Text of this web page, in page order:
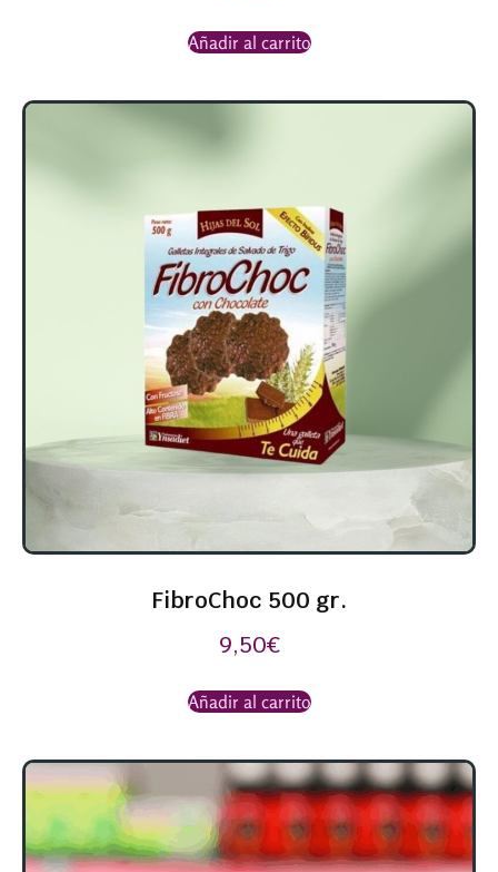
Añadir al carrito
FibroChoc 500 gr.
9,50€
Añadir al carrito